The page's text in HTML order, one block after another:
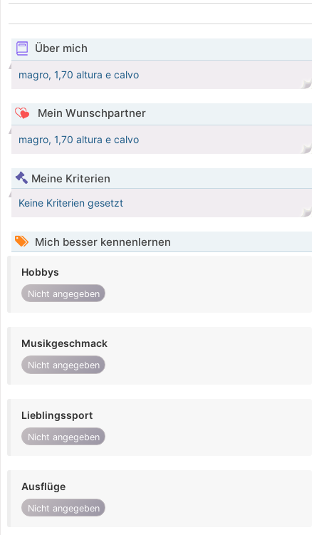
Über mich
magro, 1,70 altura e calvo
Mein Wunschpartner
magro, 1,70 altura e calvo
Meine Kriterien
Keine Kriterien gesetzt
Mich besser kennenlernen
Hobbys
Nicht angegeben
Musikgeschmack
Nicht angegeben
Lieblingssport
Nicht angegeben
Ausflüge
Nicht angegeben